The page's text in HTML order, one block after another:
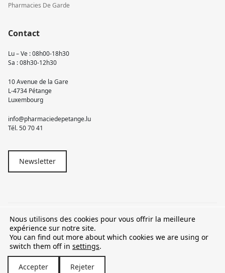
Pharmacies De Garde
Contact
Lu – Ve : 08h00-18h30
Sa : 08h30-12h30
10 Avenue de la Gare
L-4734 Pétange
Luxembourg
info@pharmaciedepetange.lu
Tél.50 70 41
Newsletter
© 2026 Pharmacie Pétange
TVA LU15581262
Nous utilisons des cookies pour vous offrir la meilleure
expérience sur notre site.
You can find out more about which cookies we are using or
switch them off in settings.
Accepter Rejeter